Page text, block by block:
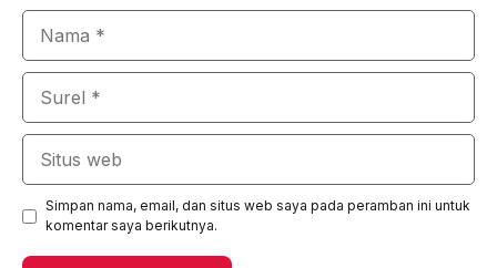
Simpan nama, email, dan situs web saya pada peramban ini untuk
komentar saya berikutnya.